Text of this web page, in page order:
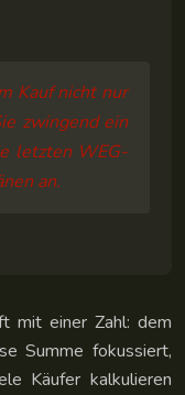
Kauf nicht nur
zwingend ein
letzten WEG-
an.
mit einer Zahl: dem
Summe fokussiert,
Käufer kalkulieren